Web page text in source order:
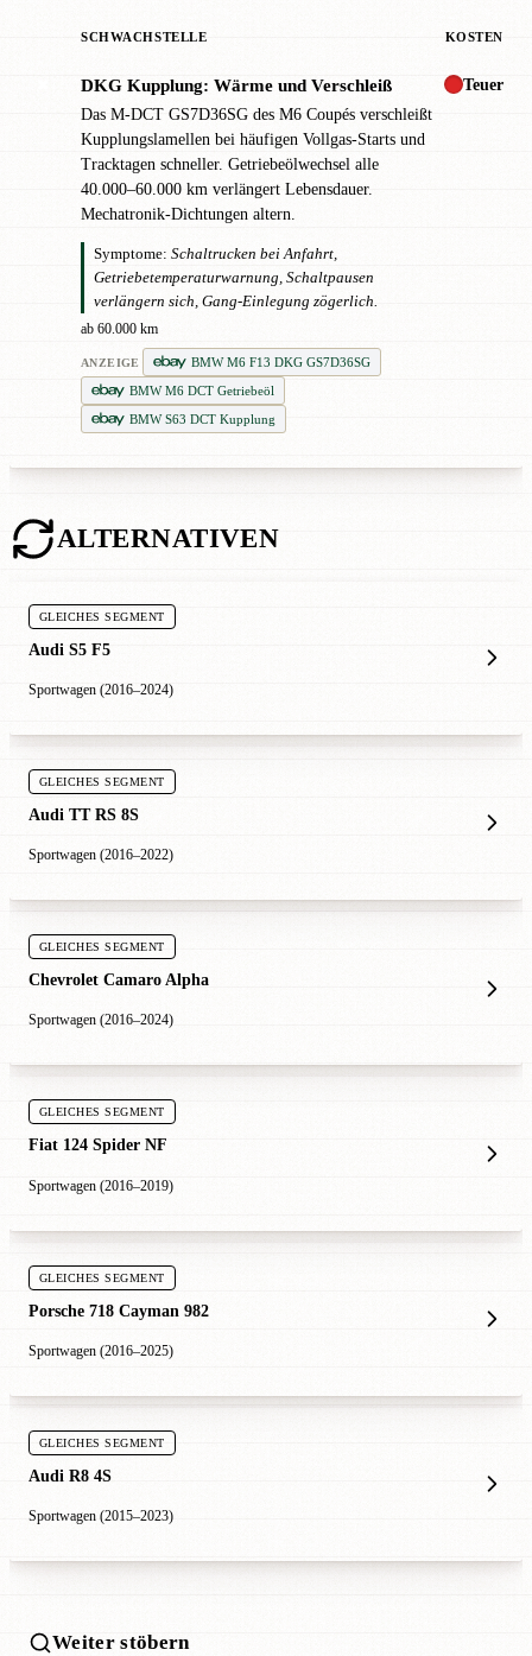
SCHWACHSTELLE KOSTEN
DKG Kupplung: Wärme und Verschleiß
Das M-DCT GS7D36SG des M6 Coupés verschleißt
Kupplungslamellen bei häufigen Vollgas-Starts und
Tracktagen schneller. Getriebeölwechsel alle
40.000–60.000 km verlängert Lebensdauer.
Mechatronik-Dichtungen altern.
Symptome: Schaltrucken bei Anfahrt,
Getriebetemperaturwarnung, Schaltpausen
verlängern sich, Gang-Einlegung zögerlich.
ab 60.000 km
ANZEIGE
BMW M6 F13 DKG GS7D36SG
BMW M6 DCT Getriebeöl
BMW S63 DCT Kupplung
Teuer
ALTERNATIVEN
GLEICHES SEGMENT
Audi S5 F5
Sportwagen (2016–2024)
GLEICHES SEGMENT
Audi TT RS 8S
Sportwagen (2016–2022)
GLEICHES SEGMENT
Chevrolet Camaro Alpha
Sportwagen (2016–2024)
GLEICHES SEGMENT
Fiat 124 Spider NF
Sportwagen (2016–2019)
GLEICHES SEGMENT
Porsche 718 Cayman 982
Sportwagen (2016–2025)
GLEICHES SEGMENT
Audi R8 4S
Sportwagen (2015–2023)
Weiter stöbern